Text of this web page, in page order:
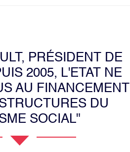
PRÉSIDENT DE
2005, L'ETAT NE
AU FINANCEMENT
DU
SOCIAL"